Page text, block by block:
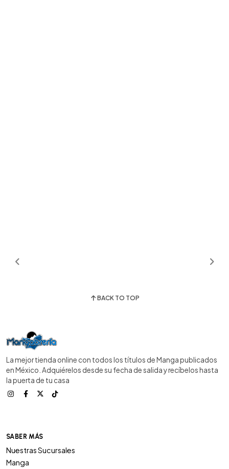
BACK TO TOP
La mejor tienda online con todos los títulos de Manga publicados
en México. Adquiérelos desde su fecha de salida y recíbelos hasta
la puerta de tu casa
SABER MÁS
Nuestras Sucursales
Manga